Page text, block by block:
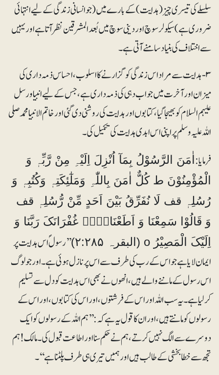
سلسلے کی تیسری چیز (ہدایت) کے بارے میں (جو انسانی زندگی کے لیے انتہائی
ضروری ہے) سیکولر سوچ اور دینی سوچ میں بُعدالمشرقین نظر آتا ہے اور یہیں
سے اختلاف کی بنیاد سامنے آتی ہے۔
۳- ہدایت سے مراد اس زندگی کو گزارنے کا اسلوب ، احساس ذمہ داری کی
میزان اور آخرت میں جواب دہی کی ذمہ داری ہے، جس کے لیے انبیاورسل
علیہم السلام کو بھیجا گیا، کتابوں اور ہدایت کی روشنی دی گئی اور خاتم الانبیا محمدصلی
اللہ علیہ وسلم پر اپنی اس ابدی ہدایت کی تکمیل کی۔
فرمایا:اٰمَنَ الرَّسُوْلُ بِمَآ اُنْزِلَ اِلَیْہِ مِنْ رَّبِّہٖ وَ
الْمُؤْمِنُوْنَ ط کُلٌّ اٰمَنَ بِاللّٰہِ وَمَلٰٓئِکَتِہٖ وَکُتُبِہٖ وَ
رُسُلِہٖ قف لَا نُفَرِّقُ بَیْنَ اَحَدٍ مِّنْ رُّسُلِہٖ قف
وَ قَالُوْا سَمِعْنَا وَ اَطَعْنَا۝۰ۤۡ غُفْرَانَکَ رَبَّنَا وَ
اِلَیْکَ الْمَصِیْرُ o (البقرہ ۲:۲۸۵)
’’رسولؐ اس ہدایت پر
ایمان لایا ہے جو اس کے رب کی طرف سے اس پر نازل ہوئی ہے۔ اور جو لوگ
اس رسول کے ماننے والے ہیں، انھوں نے بھی اس ہدایت کو دل سے تسلیم
کرلیا ہے۔ یہ سب اللہ اور اس کے فرشتوں ، اور اس کی کتابوں، اور اس کے
رسولوں کو مانتے ہیں، اور ان کا قول یہ ہے کہ : ’’ہم اللہ کے رسولوں کو ایک
دوسرے سے الگ نہیں کرتے، ہم نے حکم سنا اور اطاعت قبول کی۔ مالک! ہم
تجھ سے خطابخشی کے طالب ہیں اور ہمیں تیری ہی طرف پلٹنا ہے‘‘۔